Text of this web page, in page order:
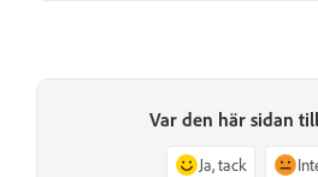
Var den här sidan
Ja, tack